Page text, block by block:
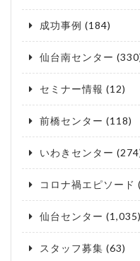
成功事例 (184)
仙台南センター
セミナー情報 (12)
前橋センター (118)
いわきセンター
コロナ禍エピソード
仙台センター (1,035)
スタッフ募集 (63)